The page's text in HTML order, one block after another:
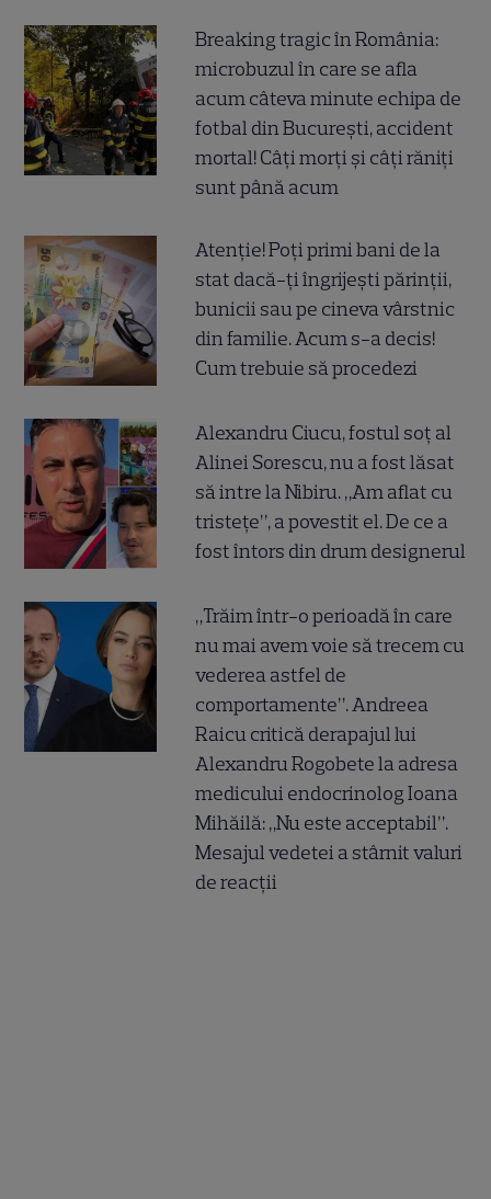
Breaking tragic în România:
microbuzul în care se afla
acum câteva minute echipa de
fotbal din București, accident
mortal! Câți morți și câți răniți
sunt până acum
Atenție! Poți primi bani de la
stat dacă-ți îngrijești părinții,
bunicii sau pe cineva vârstnic
din familie. Acum s-a decis!
Cum trebuie să procedezi
Alexandru Ciucu, fostul soț al
Alinei Sorescu, nu a fost lăsat
să intre la Nibiru. „Am aflat cu
tristețe”, a povestit el. De ce a
fost întors din drum designerul
„Trăim într-o perioadă în care
nu mai avem voie să trecem cu
vederea astfel de
comportamente”. Andreea
Raicu critică derapajul lui
Alexandru Rogobete la adresa
medicului endocrinolog Ioana
Mihăilă: „Nu este acceptabil”.
Mesajul vedetei a stârnit valuri
de reacții